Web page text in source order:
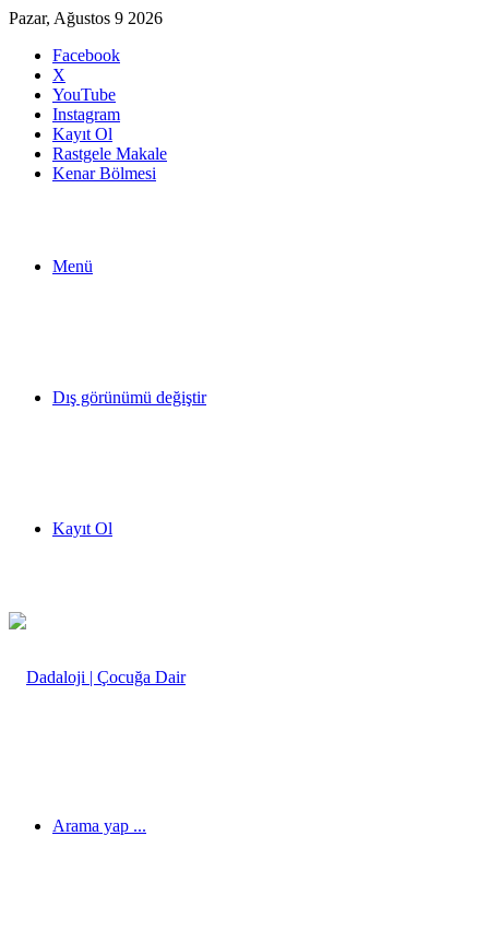
Pazar, Ağustos 9 2026
Facebook
X
YouTube
Instagram
Kayıt Ol
Rastgele Makale
Kenar Bölmesi
Menü
Dış görünümü değiştir
Kayıt Ol
Arama yap ...